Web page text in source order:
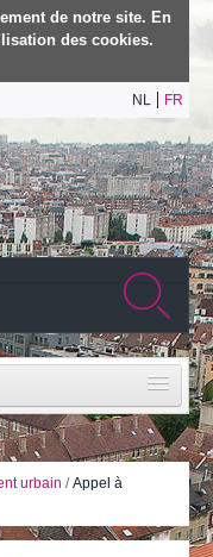
de notre site. En
des cookies.
NL FR
urbain /Appel à